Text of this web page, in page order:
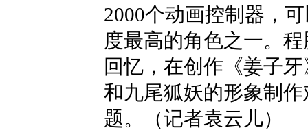
2000个动画控制器，
度最高的角色之一。
回忆，在创作《姜子
和九尾狐妖的形象制
题。（记者袁云儿）